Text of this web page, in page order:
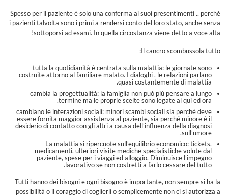
Spesso per il paziente è solo una conferma ai suoi presentimenti .. perché
i pazienti talvolta sono i primi a rendersi conto del loro stato, anche senza
sottoporsi ad esami. In quella circostanza viene detto a voce alta!
Il cancro scombussola tutto:
tutta la quotidianità è centrata sulla malattia: le giornate sono
costruite attorno al familiare malato. I dialoghi , le relazioni parlano
quasi costantemente di malattia.
cambia la progettualità: la famiglia non può più pensare a lungo
termine ma le proprie scelte sono legate al qui ed ora.
cambiano le interazioni sociali: minori scambi sociali sia perché deve
essere fornita maggior assistenza al paziente, sia perché minore è il
desiderio di contatto con gli altri a causa dell’influenza della diagnosi
sull’umore.
La malattia si ripercuote sull’equilibrio economico: tickets,
medicamenti, ulteriori visite mediche specialistiche volute dal
paziente, spese per i viaggi ed alloggio. Diminuisce l’impegno
lavorativo se non costretti a farlo cessare del tutto.
Tutti hanno dei bisogni e ogni bisogno è importante, non sempre si ha la
possibilità o il coraggio di coglierli o semplicemente non ci si autorizza a